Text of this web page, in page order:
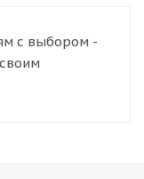
с выбором -